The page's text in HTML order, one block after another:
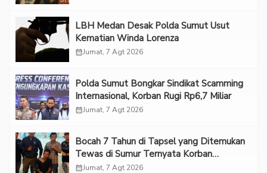
LBH Medan Desak Polda Sumut Usut
Kematian Winda Lorenza
calendar_monthJumat, 7 Agt 2026
Polda Sumut Bongkar Sindikat Scamming
Internasional, Korban Rugi Rp6,7 Miliar
calendar_monthJumat, 7 Agt 2026
Bocah 7 Tahun di Tapsel yang Ditemukan
Tewas di Sumur Ternyata Korban
Kekerasan Seksual
calendar_monthJumat, 7 Agt 2026